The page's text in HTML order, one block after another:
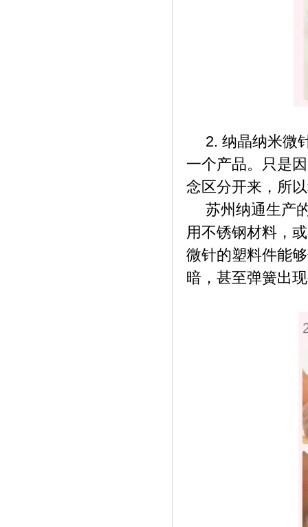
2. 纳晶纳米微
一个产品。只是
念区分开来，所
苏州纳通生产
用不锈钢材料，
微针的塑料件能
暗，甚至弹簧出